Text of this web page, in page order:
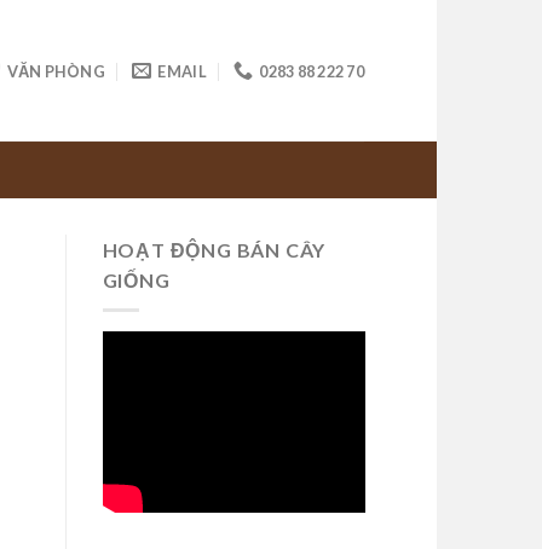
VĂN PHÒNG EMAIL 0283 88 222 70
HOẠT ĐỘNG BÁN CÂY
GIỐNG